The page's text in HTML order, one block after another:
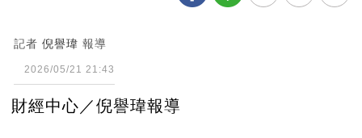
記者 倪譽瑋 報導
2026/05/21 21:43
財經中心／倪譽瑋報導